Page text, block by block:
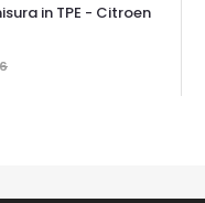
in TPE - Citroen